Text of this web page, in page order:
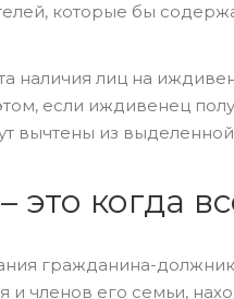
которые бы
наличия лиц на
если иждивенец
вычтены из
это когда
гражданина-
и членов его семьи,